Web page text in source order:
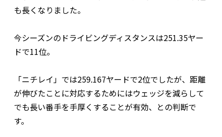
も長くなりました。
今シーズンのドライビングディスタンスは251.35ヤー
ドで11位。
「ニチレイ」では259.167ヤードで2位でしたが、距離
が伸びたことに対応するためにはウェッジを減らして
でも長い番手を手厚くすることが有効、との判断で
す。